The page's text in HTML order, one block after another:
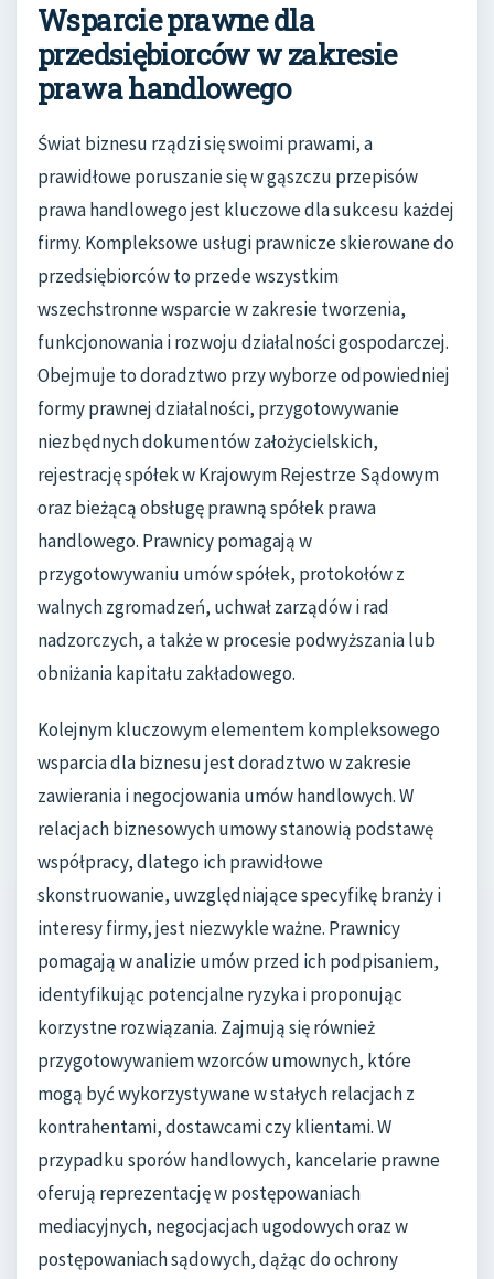
Wsparcie prawne dla
przedsiębiorców w zakresie
prawa handlowego
Świat biznesu rządzi się swoimi prawami, a
prawidłowe poruszanie się w gąszczu przepisów
prawa handlowego jest kluczowe dla sukcesu każdej
firmy. Kompleksowe usługi prawnicze skierowane do
przedsiębiorców to przede wszystkim
wszechstronne wsparcie w zakresie tworzenia,
funkcjonowania i rozwoju działalności gospodarczej.
Obejmuje to doradztwo przy wyborze odpowiedniej
formy prawnej działalności, przygotowywanie
niezbędnych dokumentów założycielskich,
rejestrację spółek w Krajowym Rejestrze Sądowym
oraz bieżącą obsługę prawną spółek prawa
handlowego. Prawnicy pomagają w
przygotowywaniu umów spółek, protokołów z
walnych zgromadzeń, uchwał zarządów i rad
nadzorczych, a także w procesie podwyższania lub
obniżania kapitału zakładowego.
Kolejnym kluczowym elementem kompleksowego
wsparcia dla biznesu jest doradztwo w zakresie
zawierania i negocjowania umów handlowych. W
relacjach biznesowych umowy stanowią podstawę
współpracy, dlatego ich prawidłowe
skonstruowanie, uwzględniające specyfikę branży i
interesy firmy, jest niezwykle ważne. Prawnicy
pomagają w analizie umów przed ich podpisaniem,
identyfikując potencjalne ryzyka i proponując
korzystne rozwiązania. Zajmują się również
przygotowywaniem wzorców umownych, które
mogą być wykorzystywane w stałych relacjach z
kontrahentami, dostawcami czy klientami. W
przypadku sporów handlowych, kancelarie prawne
oferują reprezentację w postępowaniach
mediacyjnych, negocjacjach ugodowych oraz w
postępowaniach sądowych, dążąc do ochrony